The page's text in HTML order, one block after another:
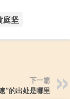
庭坚
下一篇
”的出处是哪里